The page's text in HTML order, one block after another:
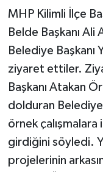
MHP Kilimli İlçe
Belde Başkanı Ali
Belediye Başkanı
ziyaret ettiler.
Başkanı Atakan
dolduran Belediye
örnek çalışmalara
girdiğini söyledi.
projelerinin
Ekonomi
Genel
Gökçebey
GÜNDEM